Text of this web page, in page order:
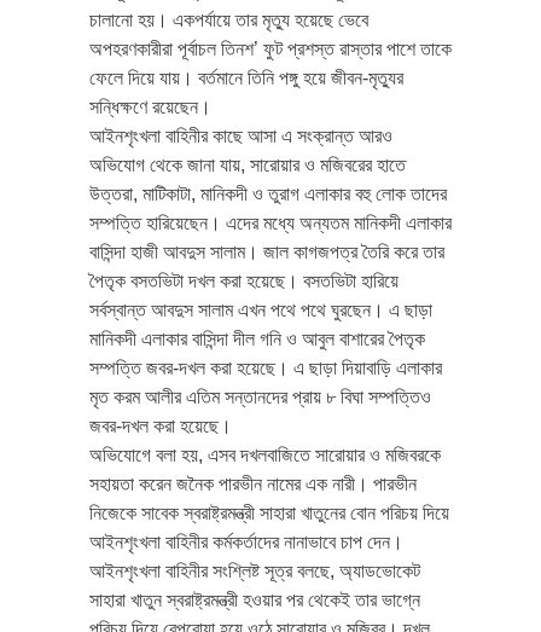
চালানো হয়। একপর্যায়ে তার মৃত্যু হয়েছে ভেবে
অপহরণকারীরা পূর্বাচল তিনশ’ ফুট প্রশস্ত রাস্তার পাশে তাকে
ফেলে দিয়ে যায়। বর্তমানে তিনি পঙ্গু হয়ে জীবন-মৃত্যুর
সন্ধিক্ষণে রয়েছেন।
আইনশৃংখলা বাহিনীর কাছে আসা এ সংক্রান্ত আরও
অভিযোগ থেকে জানা যায়, সারোয়ার ও মজিবরের হাতে
উত্তরা, মাটিকাটা, মানিকদী ও তুরাগ এলাকার বহু লোক তাদের
সম্পত্তি হারিয়েছেন। এদের মধ্যে অন্যতম মানিকদী এলাকার
বাসিন্দা হাজী আবদুস সালাম। জাল কাগজপত্র তৈরি করে তার
পৈতৃক বসতভিটা দখল করা হয়েছে। বসতভিটা হারিয়ে
সর্বস্বান্ত আবদুস সালাম এখন পথে পথে ঘুরছেন। এ ছাড়া
মানিকদী এলাকার বাসিন্দা দীল গনি ও আবুল বাশারের পৈতৃক
সম্পত্তি জবর-দখল করা হয়েছে। এ ছাড়া দিয়াবাড়ি এলাকার
মৃত করম আলীর এতিম সন্তানদের প্রায় ৮ বিঘা সম্পত্তিও
জবর-দখল করা হয়েছে।
অভিযোগে বলা হয়, এসব দখলবাজিতে সারোয়ার ও মজিবরকে
সহায়তা করেন জনৈক পারভীন নামের এক নারী। পারভীন
নিজেকে সাবেক স্বরাষ্ট্রমন্ত্রী সাহারা খাতুনের বোন পরিচয় দিয়ে
আইনশৃংখলা বাহিনীর কর্মকর্তাদের নানাভাবে চাপ দেন।
আইনশৃংখলা বাহিনীর সংশ্লিষ্ট সূত্র বলছে, অ্যাডভোকেট
সাহারা খাতুন স্বরাষ্ট্রমন্ত্রী হওয়ার পর থেকেই তার ভাগ্নে